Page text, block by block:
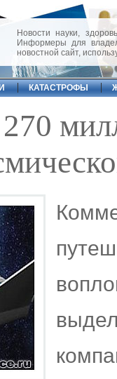
Новости науки,
Информеры для
новостной сайт,
КАТАСТРОФЫ